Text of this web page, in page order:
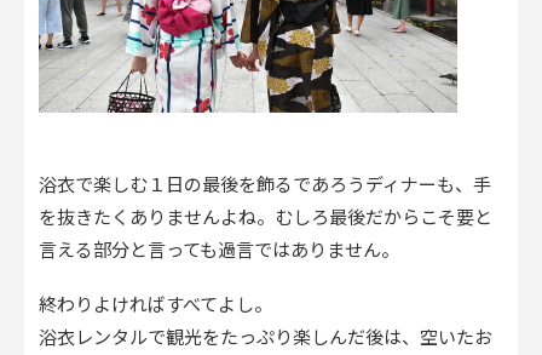
浴衣で楽しむ１日の最後を飾るであろうディナーも、手
を抜きたくありませんよね。むしろ最後だからこそ要と
言える部分と言っても過言ではありません。
終わりよければすべてよし。
浴衣レンタルで観光をたっぷり楽しんだ後は、空いたお